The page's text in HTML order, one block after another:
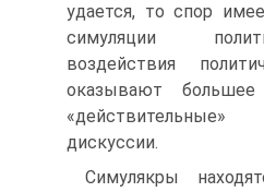
удается, то спор
симуляции
воздействия
оказывают
дискуссии.
Симулякры